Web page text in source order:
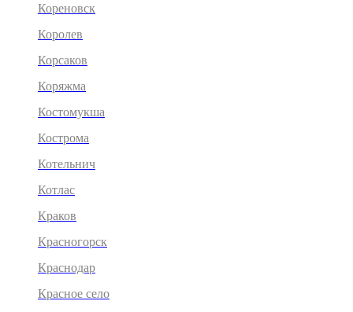
Кореновск
Королев
Корсаков
Коряжма
Костомукша
Кострома
Котельнич
Котлас
Краков
Красногорск
Краснодар
Красное село